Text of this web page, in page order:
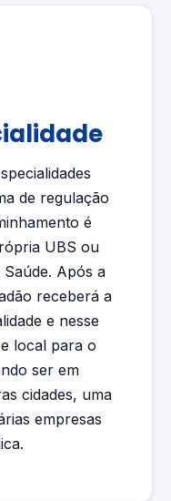
de regulação
é
UBS ou
Após a
receberá a
e nesse
local para o
ser em
cidades, uma
empresas